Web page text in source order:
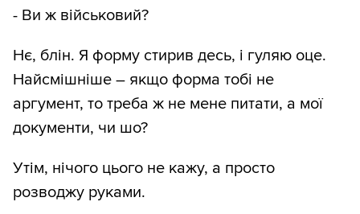
- Ви ж військовий?
Нє, блін. Я форму стирив десь, і гуляю оце.
Найсмішніше – якщо форма тобі не
аргумент, то треба ж не мене питати, а мої
документи, чи шо?
Утім, нічого цього не кажу, а просто
розводжу руками.